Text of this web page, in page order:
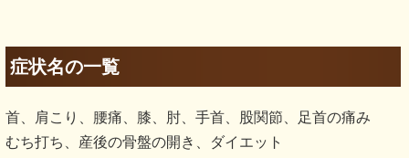
症状名の一覧
首、肩こり、腰痛、膝、肘、手首、股関節、足首の痛み
むち打ち、産後の骨盤の開き、ダイエット